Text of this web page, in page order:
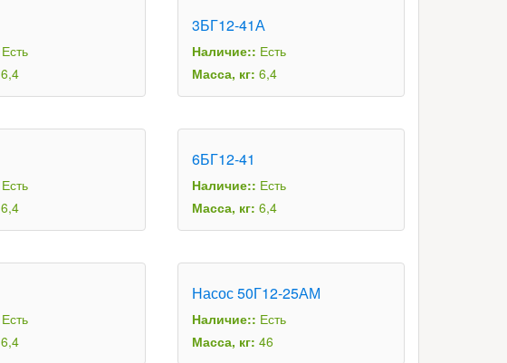
Есть
6,4
3БГ12-41А
Наличие:: Есть
Масса, кг:6,4
Есть
6,4
6БГ12-41
Наличие:: Есть
Масса, кг:6,4
Есть
6,4
Насос 50Г12-25АМ
Наличие:: Есть
Масса, кг:46